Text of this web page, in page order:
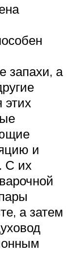
запахи, а
и
С их
а затем